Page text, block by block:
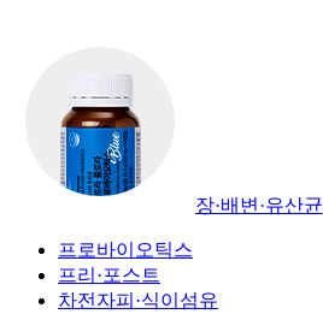
장·배변·유산균
프로바이오틱스
프리·포스트
차전자피·식이섬유